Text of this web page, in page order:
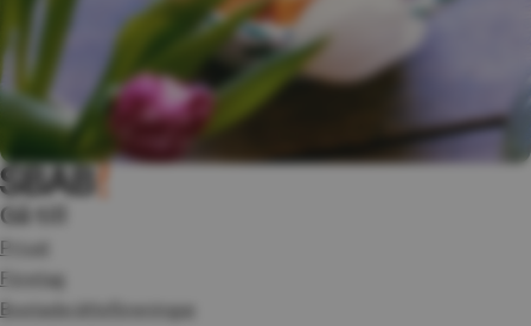
Gå till
Privat
Företag
Bostadsrättsföreningar